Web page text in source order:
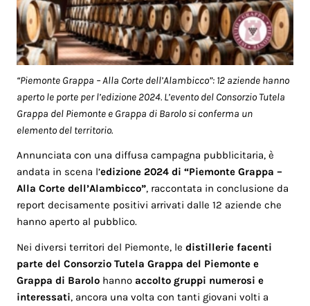
“Piemonte Grappa – Alla Corte dell’Alambicco”: 12 aziende hanno
aperto le porte per l’edizione 2024. L’evento del Consorzio Tutela
Grappa del Piemonte e Grappa di Barolo si conferma un
elemento del territorio.
Annunciata con una diffusa campagna pubblicitaria, è
andata in scena l’edizione 2024 di “Piemonte Grappa –
Alla Corte dell’Alambicco”, raccontata in conclusione da
report decisamente positivi arrivati dalle 12 aziende che
hanno aperto al pubblico.
Nei diversi territori del Piemonte, ledistillerie facenti
parte del Consorzio Tutela Grappa del Piemonte e
Grappa di Barolo hannoaccolto gruppi numerosi e
interessati, ancora una volta con tanti giovani volti a